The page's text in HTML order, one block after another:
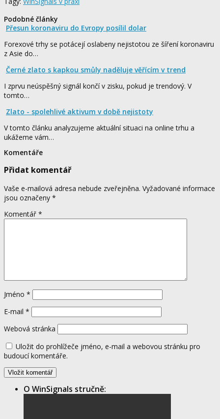
Podobné články
Přesun koronaviru do Evropy posílil dolar
Forexové trhy se potácejí oslabeny nejistotou ze šíření koronaviru
z Asie do…
Černé zlato s kapkou smůly naděluje věřícím v trend
I zprvu neúspěšný signál končí v zisku, pokud je trendový. V
tomto…
Zlato - spolehlivé aktivum v době nejistoty
V tomto článku analyzujeme aktuální situaci na online trhu a
ukážeme vám…
Komentáře
Přidat komentář
Vaše e-mailová adresa nebude zveřejněna. Vyžadované informace
jsou označeny *
Komentář *
Jméno *
E-mail *
Webová stránka
Uložit do prohlížeče jméno, e-mail a webovou stránku pro
budoucí komentáře.
O WinSignals stručně: